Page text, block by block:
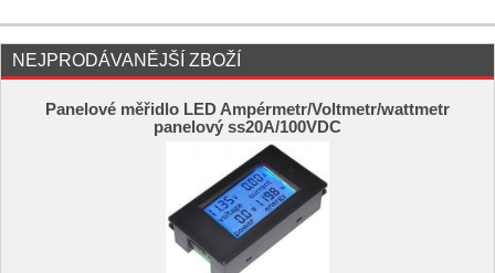
NEJPRODÁVANĚJŠÍ ZBOŽÍ
Panelové měřidlo LED Ampérmetr/Voltmetr/wattmetr
panelový ss20A/100VDC